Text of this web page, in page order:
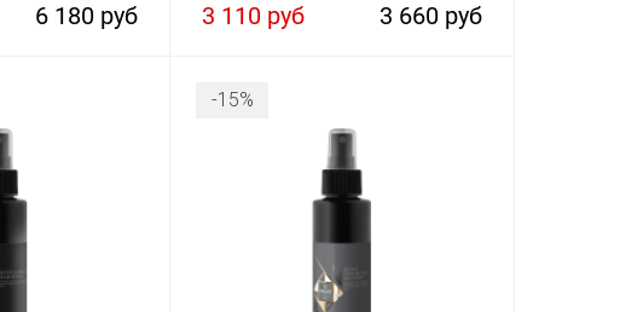
6 180 руб 3 660 руб
3 110 руб
-15%